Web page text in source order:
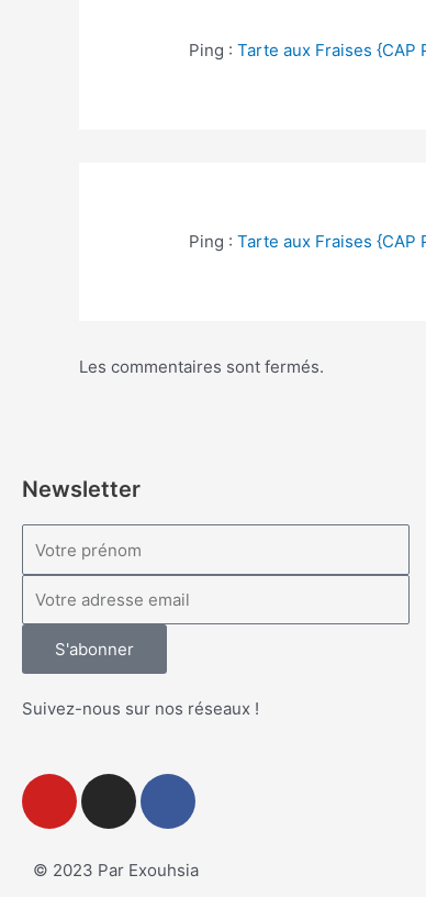
Ping :Tarte aux Fraises {CAP
Ping :Tarte aux Fraises {CAP
Les commentaires sont fermés.
Newsletter
S'abonner
Suivez-nous sur nos réseaux !
© 2023 Par Exouhsia